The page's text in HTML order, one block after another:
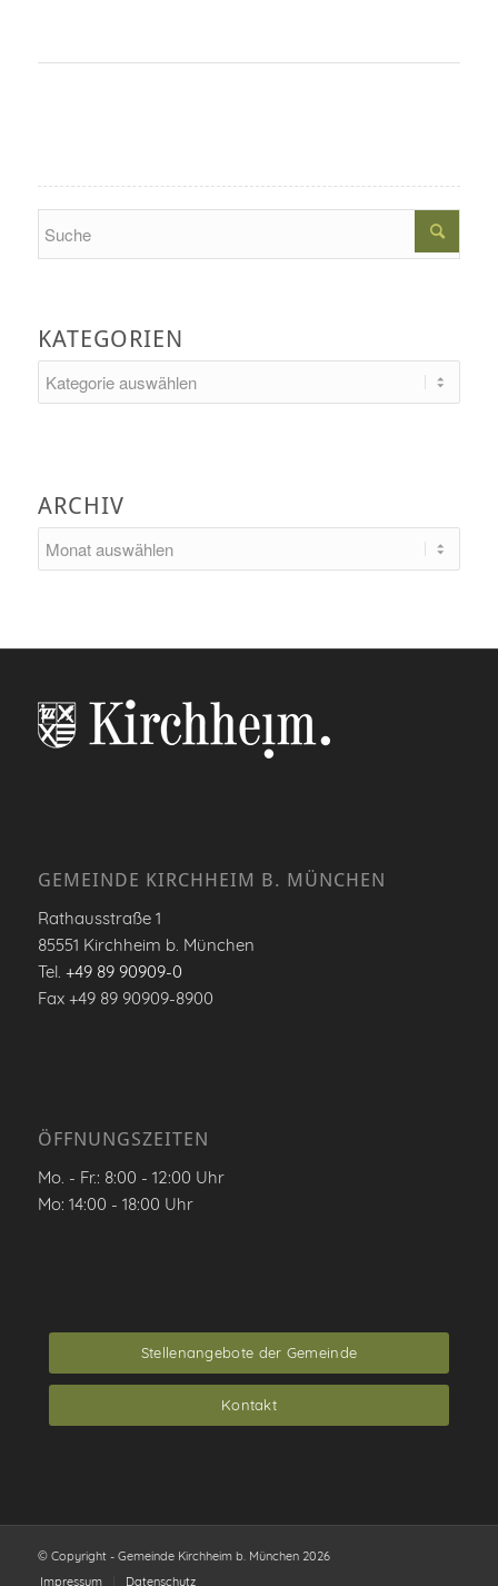
KATEGORIEN
ARCHIV
GEMEINDE KIRCHHEIM B. MÜNCHEN
Rathausstraße 1
85551 Kirchheim b. München
Tel. +49 89 90909-0
Fax +49 89 90909-8900
ÖFFNUNGSZEITEN
Mo. - Fr.: 8:00 - 12:00 Uhr
Mo: 14:00 - 18:00 Uhr
Stellenangebote der Gemeinde
Kontakt
© Copyright - Gemeinde Kirchheim b. München 2026
Impressum
Datenschutz